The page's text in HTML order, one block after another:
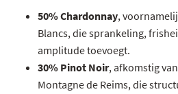
50% Chardonnay,
Blancs, die sprankeling,
amplitude toevoegt.
30% Pinot Noir, afkomstig
Montagne de Reims, die